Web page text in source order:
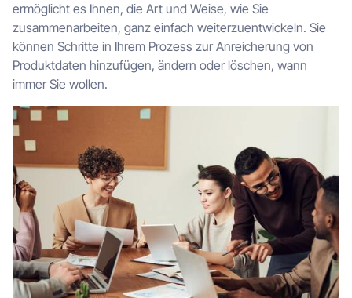
ermöglicht es Ihnen, die Art und Weise, wie Sie
zusammenarbeiten, ganz einfach weiterzuentwickeln. Sie
können Schritte in Ihrem Prozess zur Anreicherung von
Produktdaten hinzufügen, ändern oder löschen, wann
immer Sie wollen.